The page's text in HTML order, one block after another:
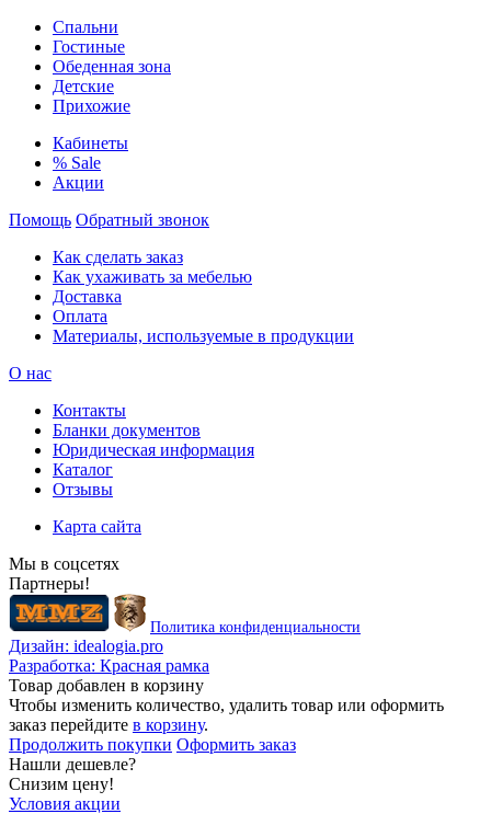
Спальни
Гостиные
Обеденная зона
Детские
Прихожие
Кабинеты
% Sale
Акции
Помощь Обратный звонок
Как сделать заказ
Как ухаживать за мебелью
Доставка
Оплата
Материалы, используемые в продукции
О нас
Контакты
Бланки документов
Юридическая информация
Каталог
Отзывы
Карта сайта
Мы в соцсетях
Партнеры!
Политика конфиденциальности
Дизайн: idealogia.pro
Разработка: Красная рамка
Товар добавлен в корзину
Чтобы изменить количество, удалить товар или оформить
заказ перейдите в корзину.
Продолжить покупки Оформить заказ
Нашли дешевле?
Снизим цену!
Условия акции